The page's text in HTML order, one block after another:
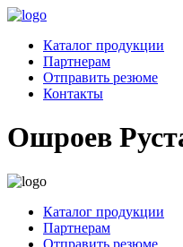
Каталог продукции
Партнерам
Отправить резюме
Контакты
Ошроев
Каталог продукции
Партнерам
Отправить резюме